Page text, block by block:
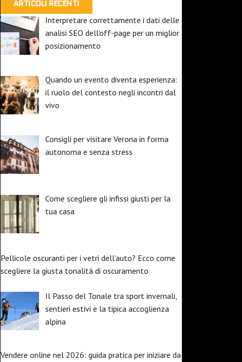
ARTICOLI RECENTI
Interpretare correttamente i dati delle
analisi SEO dell’off-page per un miglior
posizionamento
Quando un evento diventa esperienza:
il ruolo del contesto negli incontri dal
vivo
Consigli per visitare Verona in forma
autonoma e senza stress
Come scegliere gli infissi giusti per la
tua casa
Pellicole oscuranti per i vetri dell’auto? Ecco come
scegliere la giusta tonalità di oscuramento
Il Passo del Tonale tra sport invernali,
sentieri estivi e la tipica accoglienza
alpina
Vendere online nel 2026: guida pratica per iniziare da